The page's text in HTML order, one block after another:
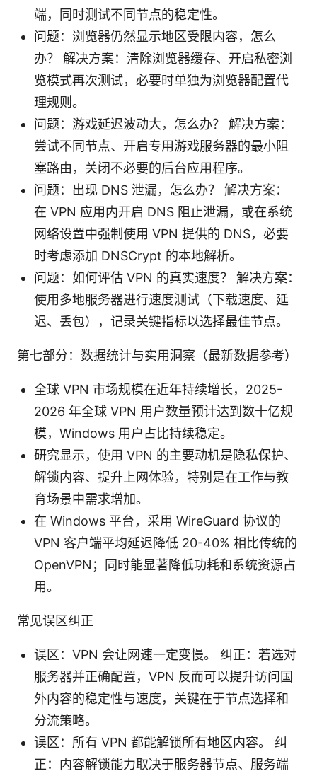
端，同时测试不同节点的稳定性。
问题：浏览器仍然显示地区受限内容，怎么
办？ 解决方案：清除浏览器缓存、开启私密浏
览模式再次测试，必要时单独为浏览器配置代
理规则。
问题：游戏延迟波动大，怎么办？ 解决方案：
尝试不同节点、开启专用游戏服务器的最小阻
塞路由，关闭不必要的后台应用程序。
问题：出现 DNS 泄漏，怎么办？ 解决方案：
在 VPN 应用内开启 DNS 阻止泄漏，或在系统
网络设置中强制使用 VPN 提供的 DNS，必要
时考虑添加 DNSCrypt 的本地解析。
问题：如何评估 VPN 的真实速度？ 解决方案：
使用多地服务器进行速度测试（下载速度、延
迟、丢包），记录关键指标以选择最佳节点。
第七部分：数据统计与实用洞察（最新数据参考）
全球 VPN 市场规模在近年持续增长，2025-
2026 年全球 VPN 用户数量预计达到数十亿规
模，Windows 用户占比持续稳定。
研究显示，使用 VPN 的主要动机是隐私保护、
解锁内容、提升上网体验，特别是在工作与教
育场景中需求增加。
在 Windows 平台，采用 WireGuard 协议的
VPN 客户端平均延迟降低 20-40% 相比传统的
OpenVPN；同时能显著降低功耗和系统资源占
用。
常见误区纠正
误区：VPN 会让网速一定变慢。 纠正：若选对
服务器并正确配置，VPN 反而可以提升访问国
外内容的稳定性与速度，关键在于节点选择和
分流策略。
误区：所有 VPN 都能解锁所有地区内容。 纠
正：内容解锁能力取决于服务器节点、服务端